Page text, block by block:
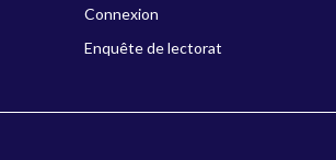
Connexion
Enquête de lectorat